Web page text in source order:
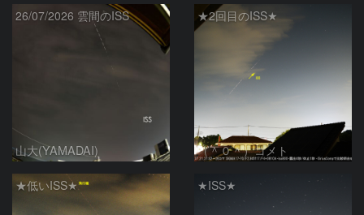
26/07/2026 雲間のISS
山大(YAMADAI)
★2回目のISS★
（＾０＾）コメト
★低いISS★ ★ISS★